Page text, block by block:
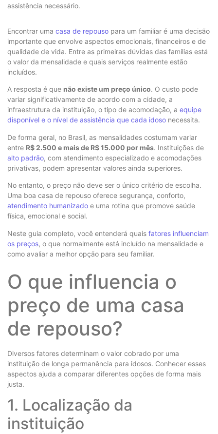
assistência necessário.
Encontrar uma casa de repouso para um familiar é uma decisão
importante que envolve aspectos emocionais, financeiros e de
qualidade de vida. Entre as primeiras dúvidas das famílias está
o valor da mensalidade e quais serviços realmente estão
incluídos.
A resposta é que não existe um preço único. O custo pode
variar significativamente de acordo com a cidade, a
infraestrutura da instituição, o tipo de acomodação, a equipe
disponível e o nível de assistência que cada idoso necessita.
De forma geral, no Brasil, as mensalidades costumam variar
entre R$ 2.500 e mais de R$ 15.000 por mês. Instituições de
alto padrão, com atendimento especializado e acomodações
privativas, podem apresentar valores ainda superiores.
No entanto, o preço não deve ser o único critério de escolha.
Uma boa casa de repouso oferece segurança, conforto,
atendimento humanizado e uma rotina que promove saúde
física, emocional e social.
Neste guia completo, você entenderá quais fatores influenciam
os preços, o que normalmente está incluído na mensalidade e
como avaliar a melhor opção para seu familiar.
O que influencia o
preço de uma casa
de repouso?
Diversos fatores determinam o valor cobrado por uma
instituição de longa permanência para idosos. Conhecer esses
aspectos ajuda a comparar diferentes opções de forma mais
justa.
1. Localização da
instituição